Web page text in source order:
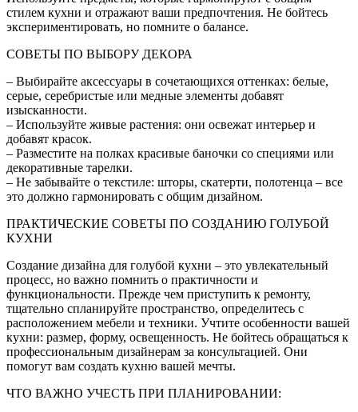
стилем кухни и отражают ваши предпочтения. Не бойтесь
экспериментировать, но помните о балансе.
СОВЕТЫ ПО ВЫБОРУ ДЕКОРА
– Выбирайте аксессуары в сочетающихся оттенках: белые,
серые, серебристые или медные элементы добавят
изысканности.
– Используйте живые растения: они освежат интерьер и
добавят красок.
– Разместите на полках красивые баночки со специями или
декоративные тарелки.
– Не забывайте о текстиле: шторы, скатерти, полотенца – все
это должно гармонировать с общим дизайном.
ПРАКТИЧЕСКИЕ СОВЕТЫ ПО СОЗДАНИЮ ГОЛУБОЙ
КУХНИ
Создание дизайна для голубой кухни – это увлекательный
процесс, но важно помнить о практичности и
функциональности. Прежде чем приступить к ремонту,
тщательно спланируйте пространство, определитесь с
расположением мебели и техники. Учтите особенности вашей
кухни: размер, форму, освещенность. Не бойтесь обращаться к
профессиональным дизайнерам за консультацией. Они
помогут вам создать кухню вашей мечты.
ЧТО ВАЖНО УЧЕСТЬ ПРИ ПЛАНИРОВАНИИ: